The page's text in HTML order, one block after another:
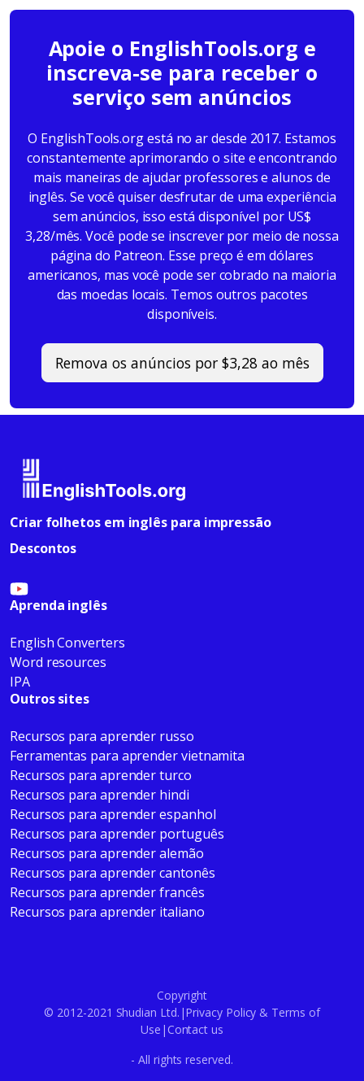
Apoie o EnglishTools.org e
inscreva-se para receber o
serviço sem anúncios
O EnglishTools.org está no ar desde 2017. Estamos
constantemente aprimorando o site e encontrando
mais maneiras de ajudar professores e alunos de
inglês. Se você quiser desfrutar de uma experiência
sem anúncios, isso está disponível por US$
3,28/mês. Você pode se inscrever por meio de nossa
página do Patreon. Esse preço é em dólares
americanos, mas você pode ser cobrado na maioria
das moedas locais. Temos outros pacotes
disponíveis.
Remova os anúncios por $3,28 ao mês
Criar folhetos em inglês para impressão
Descontos
Aprenda inglês
English Converters
Word resources
IPA
Outros sites
Recursos para aprender russo
Ferramentas para aprender vietnamita
Recursos para aprender turco
Recursos para aprender hindi
Recursos para aprender espanhol
Recursos para aprender português
Recursos para aprender alemão
Recursos para aprender cantonês
Recursos para aprender francês
Recursos para aprender italiano
Copyright
© 2012-2021 Shudian Ltd.|Privacy Policy & Terms of
Use | Contact us
- All rights reserved.